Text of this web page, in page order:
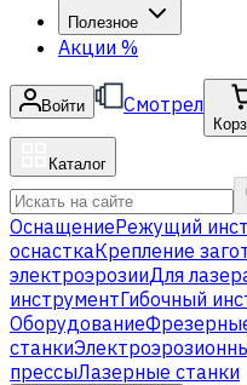
Полезное
Акции %
Войти Смотрел
Каталог
ОснащениеРежущий
оснасткаКрепление
электроэрозииДля
инструментГибочный
Оборудование
станки
прессыЛазерные станки